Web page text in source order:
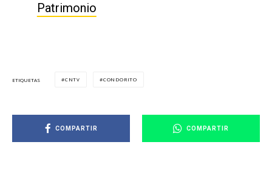
Patrimonio
ETIQUETAS CNTV CONDORITO
COMPARTIR COMPARTIR